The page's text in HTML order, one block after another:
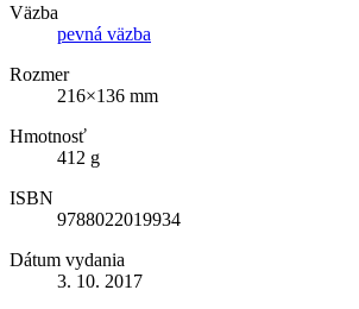
Väzba
pevná väzba
Rozmer
216×136 mm
Hmotnosť
412 g
ISBN
9788022019934
Dátum vydania
3. 10. 2017